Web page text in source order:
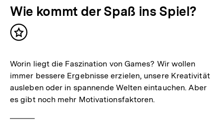
Wie kommt der Spaß ins Spiel?
Inhalt
Worin liegt die Faszination von Games? Wir wollen
immer bessere Ergebnisse erzielen, unsere Kreativität
ausleben oder in spannende Welten eintauchen. Aber
es gibt noch mehr Motivationsfaktoren.